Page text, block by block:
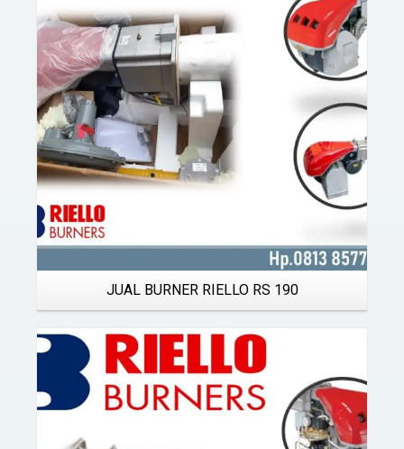
Details
JUAL BURNER RIELLO RS 190
Details